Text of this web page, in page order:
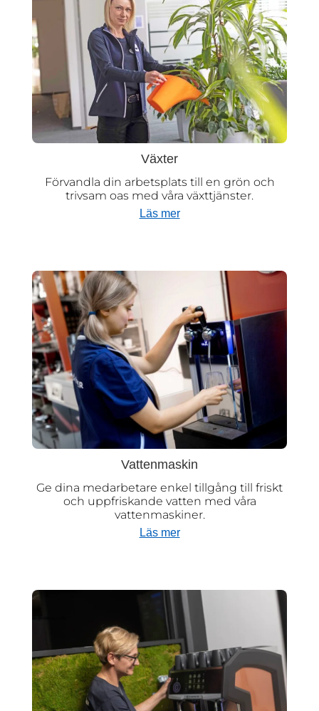
Växter
Förvandla din arbetsplats till en grön och
trivsam oas med våra växttjänster.
Läs mer
Vattenmaskin
Ge dina medarbetare enkel tillgång till friskt
och uppfriskande vatten med våra
vattenmaskiner.
Läs mer